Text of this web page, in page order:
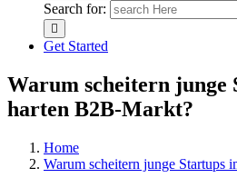
Search for:
Get Started
Warum scheitern junge
harten B2B-Markt?
Home
Warum scheitern junge Startups